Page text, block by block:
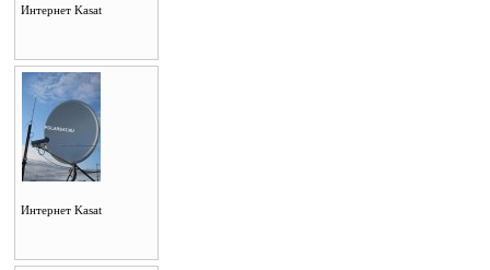
Интернет Kasat
Интернет Kasat